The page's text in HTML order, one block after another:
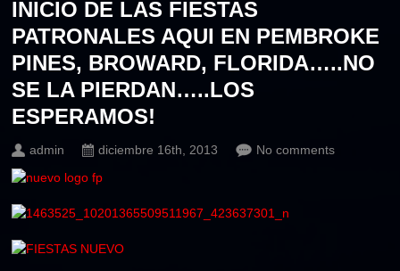
INICIO DE LAS FIESTAS
PATRONALES AQUI EN PEMBROKE
PINES, BROWARD, FLORIDA…..NO
SE LA PIERDAN…..LOS
ESPERAMOS!
admin diciembre 16th, 2013 No comments